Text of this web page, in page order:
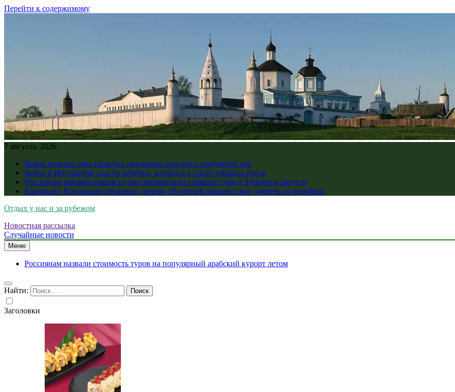
Перейти к содержимому
7 августа, 2026
Врачи назвали пять скрытых признаков опасного нарушения сна
Врачи в Ингушетии спасли ребенка, которого в горло ужалила пчела
Россиянам рекомендовали не рассчитывать на горящие туры в Турцию в августе
Кардиолог Кондрахин объяснил, почему 19-летний хоккеист мог умереть от тромбоза
Отдых у нас и за рубежом
Новостная рассылка
Случайные новости
Меню
Россиянам назвали стоимость туров на популярный арабский курорт летом
Найти:
Заголовки